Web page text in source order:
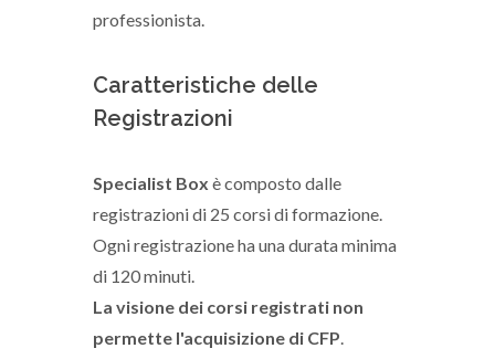
professionista.
Caratteristiche delle
Registrazioni
Specialist Box è composto dalle
registrazioni di 25 corsi di formazione.
Ogni registrazione ha una durata minima
di 120 minuti.
La visione dei corsi registrati non
permette l'acquisizione di CFP.